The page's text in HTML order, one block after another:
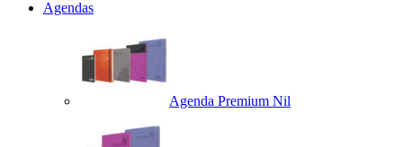
Agendas
Agenda Premium Nil